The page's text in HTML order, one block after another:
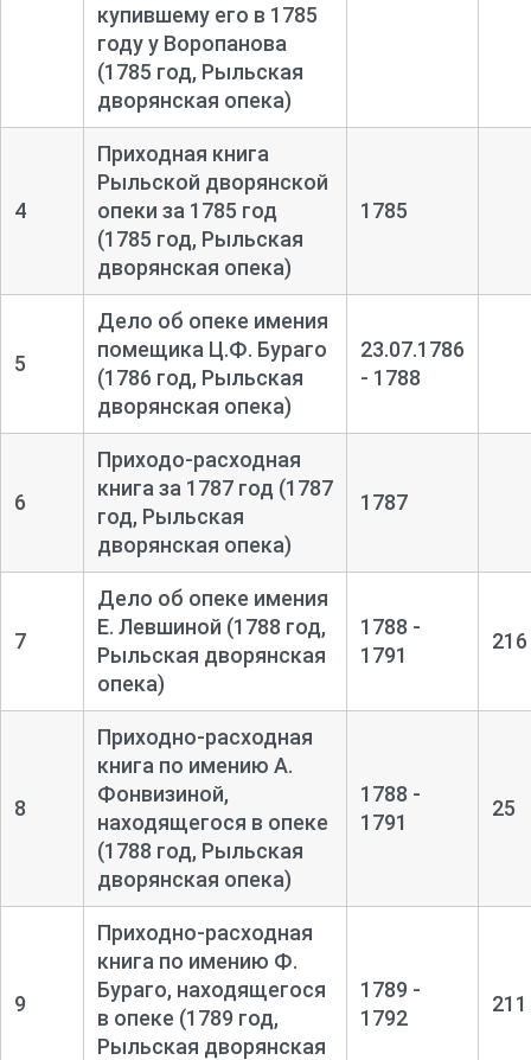
купившему его в 1785
году у Воропанова
(1785 год, Рыльская
дворянская опека)
4
Приходная книга
Рыльской дворянской
опеки за 1785 год
(1785 год, Рыльская
дворянская опека)
1785
5
Дело об опеке имения
помещика Ц.Ф. Бураго
(1786 год, Рыльская
дворянская опека)
23.07.1786
- 1788
6
Приходо-расходная
книга за 1787 год (1787
год, Рыльская
дворянская опека)
1787
7
Дело об опеке имения
Е. Левшиной (1788 год,
Рыльская дворянская
опека)
1788 -
1791
216
8
Приходно-расходная
книга по имению А.
Фонвизиной,
находящегося в опеке
(1788 год, Рыльская
дворянская опека)
1788 -
1791
25
9
Приходно-расходная
книга по имению Ф.
Бураго, находящегося
в опеке (1789 год,
Рыльская дворянская
1789 -
1792
211